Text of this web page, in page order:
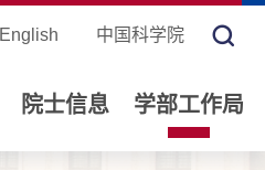
English 中国科学院
院士信息 学部工作局